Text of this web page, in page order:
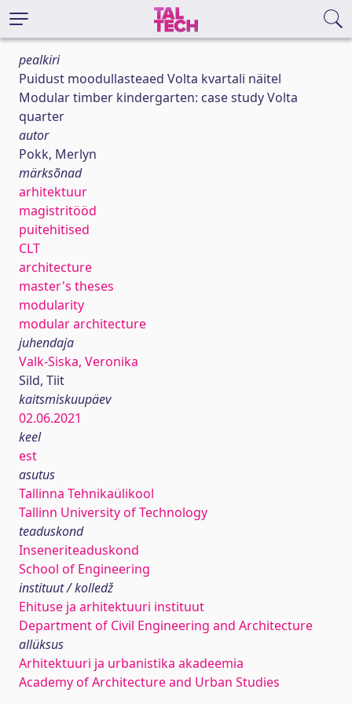
pealkiri
Puidust moodullasteaed Volta kvartali näitel
Modular timber kindergarten: case study Volta
quarter
autor
Pokk, Merlyn
märksõnad
arhitektuur
magistritööd
puitehitised
CLT
architecture
master's theses
modularity
modular architecture
juhendaja
Valk-Siska, Veronika
Sild, Tiit
kaitsmiskuupäev
02.06.2021
keel
est
asutus
Tallinna Tehnikaülikool
Tallinn University of Technology
teaduskond
Inseneriteaduskond
School of Engineering
instituut / kolledž
Ehituse ja arhitektuuri instituut
Department of Civil Engineering and Architecture
allüksus
Arhitektuuri ja urbanistika akadeemia
Academy of Architecture and Urban Studies